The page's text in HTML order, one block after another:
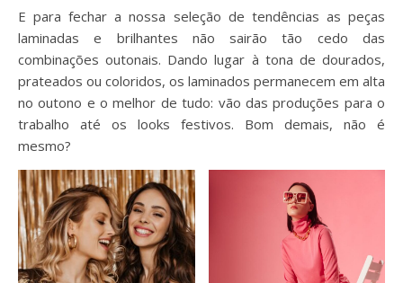
E para fechar a nossa seleção de tendências as peças
laminadas e brilhantes não sairão tão cedo das
combinações outonais. Dando lugar à tona de dourados,
prateados ou coloridos, os laminados permanecem em alta
no outono e o melhor de tudo: vão das produções para o
trabalho até os looks festivos. Bom demais, não é
mesmo?